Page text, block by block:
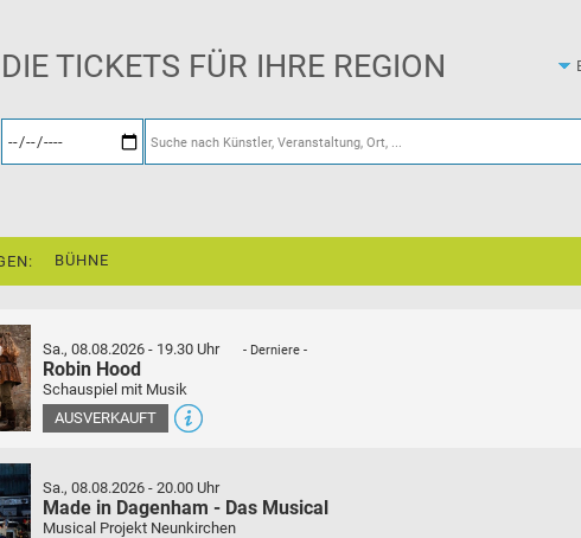
DIE TICKETS FÜR IHRE REGION
BÜHNE
Sa., 08.08.2026 - 19.30 Uhr - Derniere -
Robin Hood
Schauspiel mit Musik
AUSVERKAUFT
Sa., 08.08.2026 - 20.00 Uhr
Made in Dagenham - Das Musical
Musical Projekt Neunkirchen